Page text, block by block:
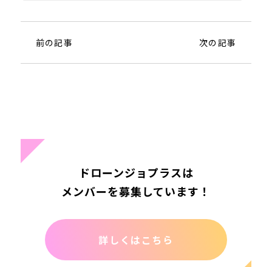
前の記事 次の記事
ドローンジョプラスは
メンバーを募集しています！
詳しくはこちら